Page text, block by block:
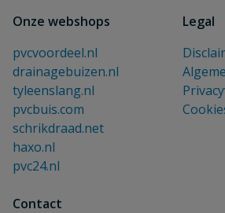
Onze webshops
pvcvoordeel.nl
drainagebuizen.nl
tyleenslang.nl
pvcbuis.com
schrikdraad.net
haxo.nl
pvc24.nl
Legal
Contact